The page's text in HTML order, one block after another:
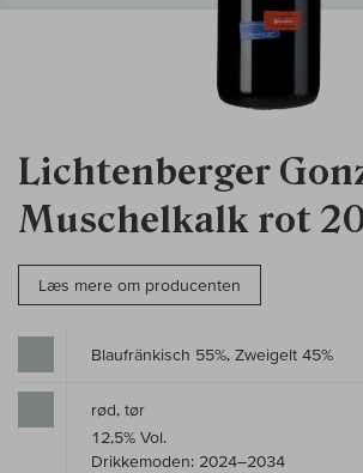
Lichtenberger
Muschelkalk rot
Læs mere om producenten
Blaufränkisch 55%, Zweigelt 45%
rød, tør
12,5% Vol.
Drikkemoden: 2024–2034